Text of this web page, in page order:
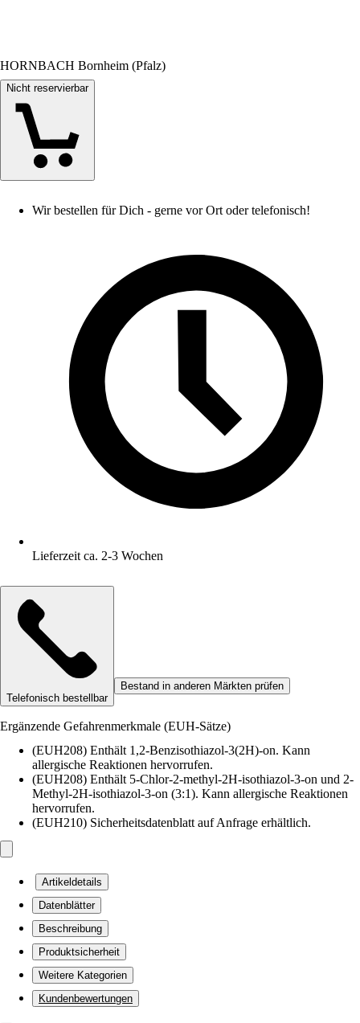
HORNBACH Bornheim (Pfalz)
Nicht reservierbar
Wir bestellen für Dich - gerne vor Ort oder telefonisch!
Lieferzeit ca. 2-3 Wochen
Telefonisch bestellbar
Bestand in anderen Märkten prüfen
Ergänzende Gefahrenmerkmale (EUH-Sätze)
(EUH208) Enthält 1,2-Benzisothiazol-3(2H)-on. Kann
allergische Reaktionen hervorrufen.
(EUH208) Enthält 5-Chlor-2-methyl-2H-isothiazol-3-on und 2-
Methyl-2H-isothiazol-3-on (3:1). Kann allergische Reaktionen
hervorrufen.
(EUH210) Sicherheitsdatenblatt auf Anfrage erhältlich.
Artikeldetails
Datenblätter
Beschreibung
Produktsicherheit
Weitere Kategorien
Kundenbewertungen